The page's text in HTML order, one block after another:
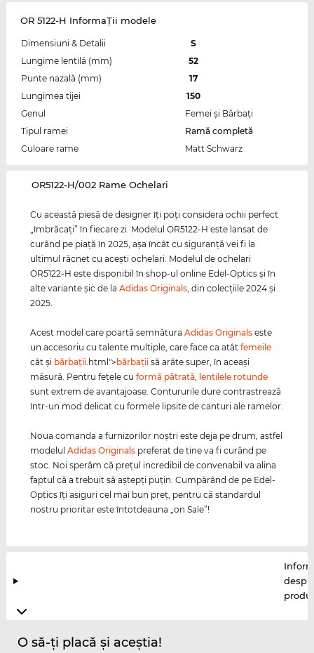
OR 5122-H InformaŢii modele
Dimensiuni & Detalii
S
Lungime lentilă (mm)
52
Punte nazală (mm)
17
Lungimea tijei
150
Genul
Femei şi Bărbaţi
Tipul ramei
Ramă completă
Culoare rame
Matt Schwarz
‌OR5122-H/002 Rame Ochelari
Cu această piesă de designer îţi poţi considera ochii perfect
„îmbrăcaţi” în fiecare zi. Modelul OR5122-H este lansat de
curând pe piaţă în 2025, aşa încât cu siguranţă vei fi la
ultimul răcnet cu aceşti ochelari. Modelul de ochelari
OR5122-H este disponibil în shop-ul online Edel-Optics şi în
alte variante şic de laAdidas Originals, din colecţiile 2024 şi
2025.
Acest model care poartă semnăturaAdidas Originals este
un accesoriu cu talente multiple, care face ca atâtfemeile
cât şi bărbaţii.html"> bărbaţii să arăte super, în aceaşi
măsură. Pentru feţele cuformă pătrată, lentilele rotunde
sunt extrem de avantajoase. Contururile dure contrastrează
într-un mod delicat cu formele lipsite de canturi ale ramelor.
Noua comanda a furnizorilor noştri este deja pe drum, astfel
modelulAdidas Originals preferat de tine va fi curând pe
stoc. Noi sperăm că preţul incredibil de convenabil va alina
faptul că a trebuit să aştepţi puţin. Cumpărând de pe Edel-
Optics îţi asiguri cel mai bun preţ, pentru că standardul
nostru prioritar este întotdeauna „on Sale”!
O să-ți placă și aceștia!